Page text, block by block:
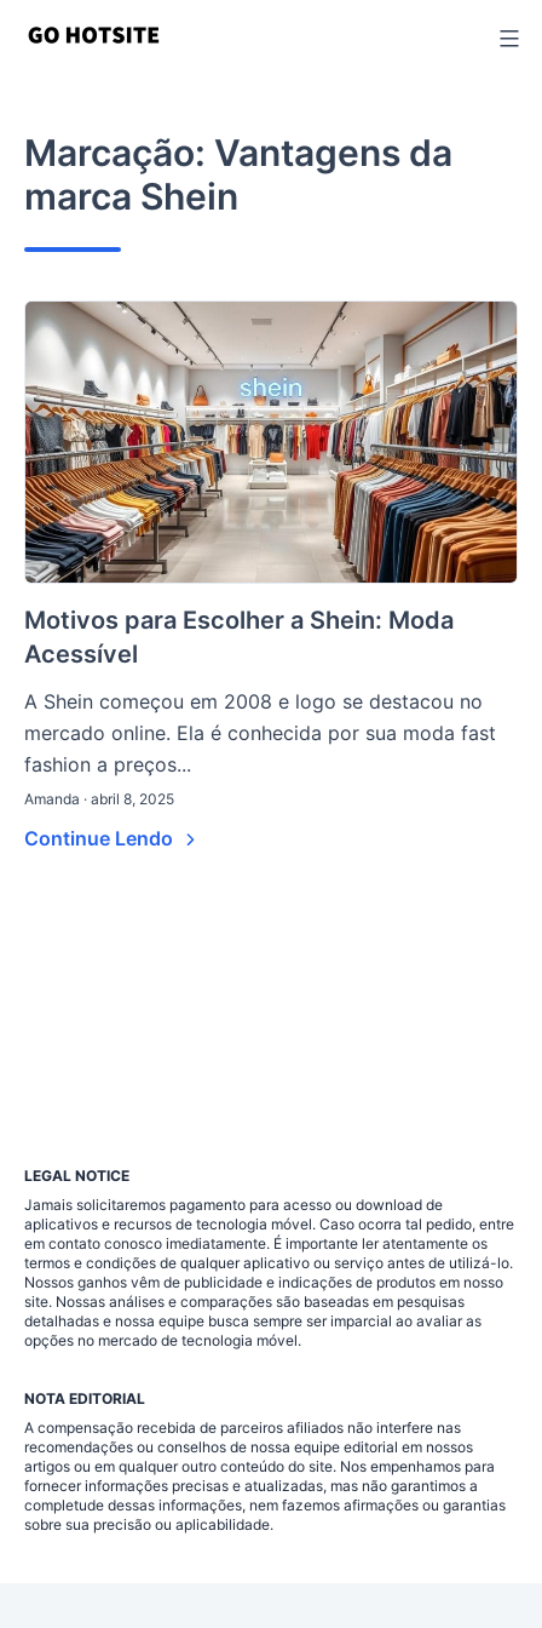
Marcação: Vantagens da
marca Shein
Motivos para Escolher a Shein: Moda
Acessível
A Shein começou em 2008 e logo se destacou no
mercado online. Ela é conhecida por sua moda fast
fashion a preços...
Amanda · abril 8, 2025
Continue Lendo
LEGAL NOTICE
Jamais solicitaremos pagamento para acesso ou download de
aplicativos e recursos de tecnologia móvel. Caso ocorra tal pedido, entre
em contato conosco imediatamente. É importante ler atentamente os
termos e condições de qualquer aplicativo ou serviço antes de utilizá-lo.
Nossos ganhos vêm de publicidade e indicações de produtos em nosso
site. Nossas análises e comparações são baseadas em pesquisas
detalhadas e nossa equipe busca sempre ser imparcial ao avaliar as
opções no mercado de tecnologia móvel.
NOTA EDITORIAL
A compensação recebida de parceiros afiliados não interfere nas
recomendações ou conselhos de nossa equipe editorial em nossos
artigos ou em qualquer outro conteúdo do site. Nos empenhamos para
fornecer informações precisas e atualizadas, mas não garantimos a
completude dessas informações, nem fazemos afirmações ou garantias
sobre sua precisão ou aplicabilidade.